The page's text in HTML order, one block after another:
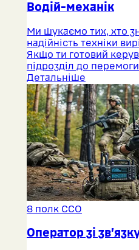
Водій-механік
Ми шукаємо тих, хто
надійність техніки
Якщо ти готовий
підрозділ до
Детальніше
8 полк ССО
Оператор зі